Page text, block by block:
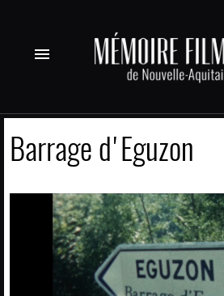
menu
Barrage d'Eguzon